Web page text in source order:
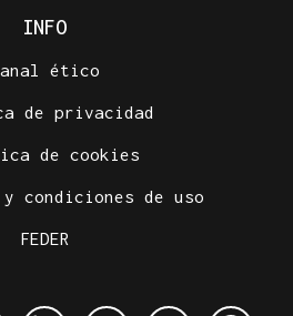
INFO
ético
de privacidad
de cookies
condiciones de uso
FEDER